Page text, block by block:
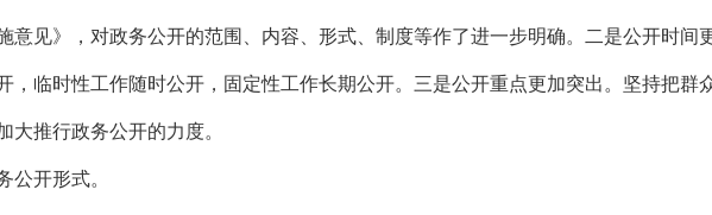
意见》，对政务公开的范围、内容、形式、制度等作了进一步明确。二是公开时
，临时性工作随时公开，固定性工作长期公开。三是公开重点更加突出。坚持把群
大推行政务公开的力度。
开形式。